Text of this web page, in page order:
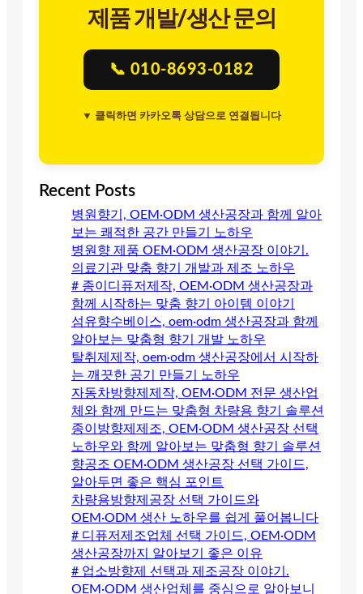
제품 개발/생산 문의
📞 010-8693-0182
▼ 클릭하면 카카오톡 상담으로 연결됩니다
Recent Posts
병원향기, OEM·ODM 생산공장과 함께 알아
보는 쾌적한 공간 만들기 노하우
병원향 제품 OEM·ODM 생산공장 이야기.
의료기관 맞춤 향기 개발과 제조 노하우
# 종이디퓨저제작, OEM·ODM 생산공장과
함께 시작하는 맞춤 향기 아이템 이야기
섬유향수베이스, oem·odm 생산공장과 함께
알아보는 맞춤형 향기 개발 노하우
탈취제제작, oem·odm 생산공장에서 시작하
는 깨끗한 공기 만들기 노하우
자동차방향제제작, OEM·ODM 전문 생산업
체와 함께 만드는 맞춤형 차량용 향기 솔루션
종이방향제제조, OEM·ODM 생산공장 선택
노하우와 함께 알아보는 맞춤형 향기 솔루션
향공조 OEM·ODM 생산공장 선택 가이드,
알아두면 좋은 핵심 포인트
차량용방향제공장 선택 가이드와
OEM·ODM 생산 노하우를 쉽게 풀어봅니다
# 디퓨저제조업체 선택 가이드, OEM·ODM
생산공장까지 알아보기 좋은 이유
# 업소방향제 선택과 제조공장 이야기.
OEM·ODM 생산업체를 중심으로 알아보니